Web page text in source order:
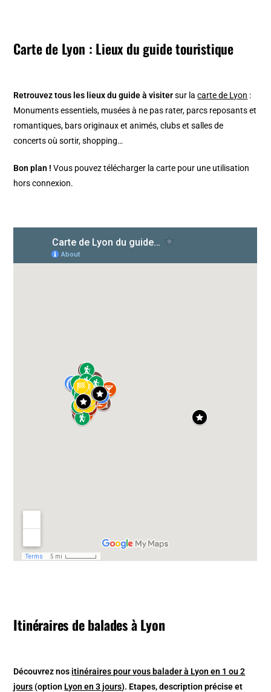
Carte de Lyon : Lieux du guide touristique
Retrouvez tous les lieux du guide à visitersur lacarte de Lyon :
Monuments essentiels, musées à ne pas rater, parcs reposants et
romantiques, bars originaux et animés, clubs et salles de
concerts où sortir, shopping…
Bon plan !Vous pouvez télécharger la carte pour une utilisation
hors connexion.
Itinéraires de balades à Lyon
Découvrez nos itinéraires pour vous balader à Lyon en 1 ou 2
jours(option Lyon en 3 jours). Etapes, description précise et